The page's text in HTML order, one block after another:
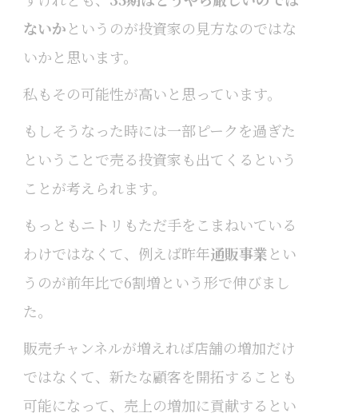
ないかというのが投資家の見方なのではな
いかと思います。
私もその可能性が高いと思っています。
もしそうなった時には一部ピークを過ぎた
ということで売る投資家も出てくるという
ことが考えられます。
もっともニトリもただ手をこまねいている
わけではなくて、例えば昨年通販事業とい
うのが前年比で6割増という形で伸びまし
た。
販売チャンネルが増えれば店舗の増加だけ
ではなくて、新たな顧客を開拓することも
可能になって、売上の増加に貢献するとい